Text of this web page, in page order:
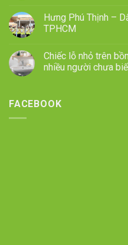
Hưng Phú Thịnh –
TPHCM
Chiếc lỗ nhỏ trên
nhiều người chưa
FACEBOOK